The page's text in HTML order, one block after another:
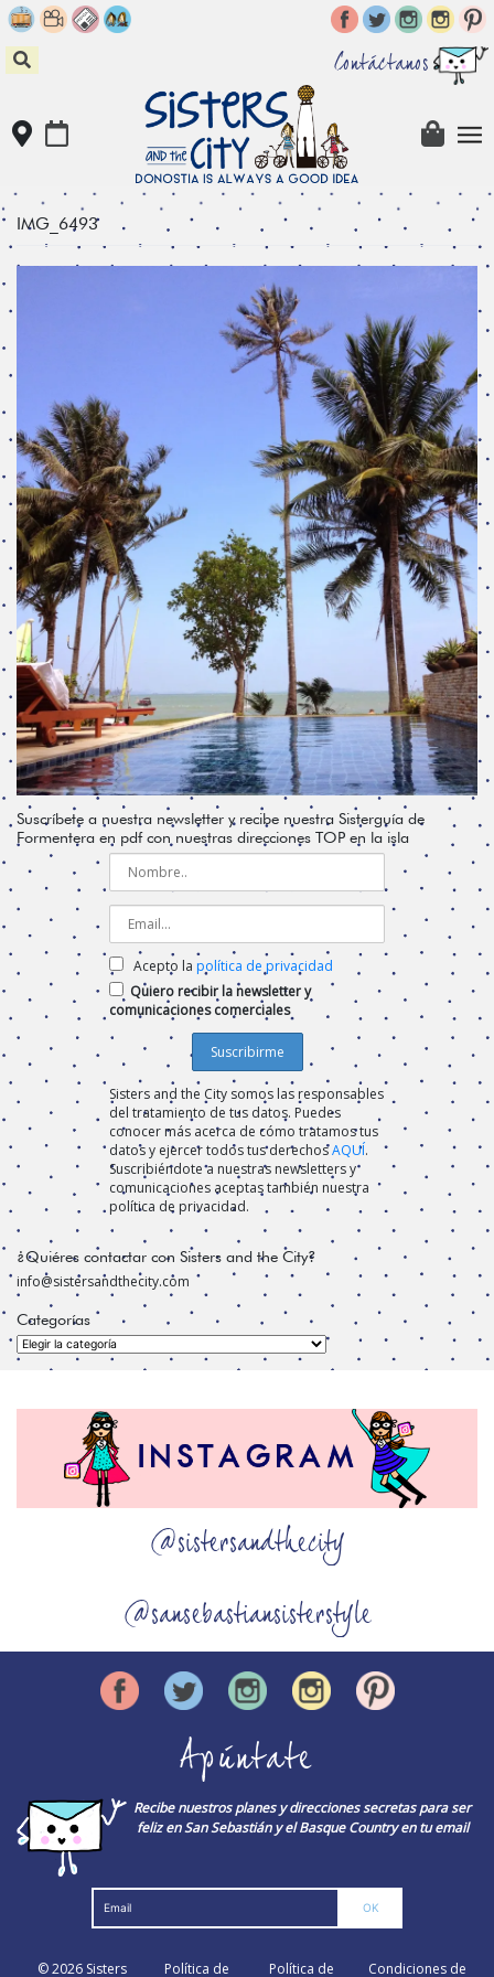
Skip
to
content
Contáctanos
IMG_6493
Suscríbete a nuestra newsletter y recibe nuestra Sisterguía de
Formentera en pdf con nuestras direcciones TOP en la isla
Acepto la política de privacidad
Quiero recibir la newsletter y
comunicaciones comerciales
Sisters and the City somos las responsables
del tratamiento de tus datos. Puedes
conocer más acerca de cómo tratamos tus
datos y ejercer todos tus derechosAQUÍ.
Suscribiéndote a nuestras newsletters y
comunicaciones aceptas también nuestra
política de privacidad.
¿Quiéres contactar con Sisters and the City?
info@sistersandthecity.com
Categorías
Categorías
@sistersandthecity
@sansebastiansisterstyle
Apúntate
Recibe nuestros planes y direcciones secretas para ser
feliz en San Sebastián y el Basque Country en tu email
© 2026 Sisters Política de Política de Condiciones de